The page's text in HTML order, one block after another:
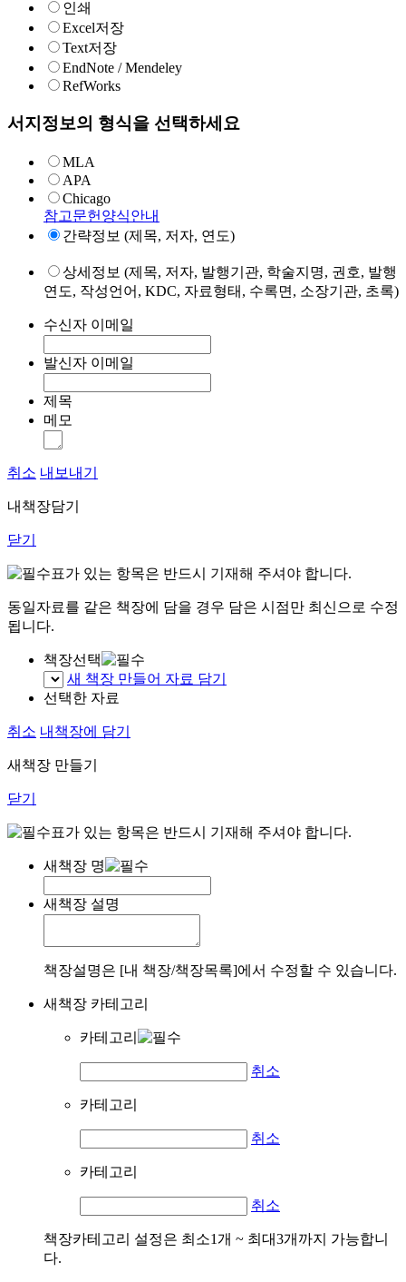
인쇄
Excel저장
Text저장
EndNote / Mendeley
RefWorks
서지정보의 형식을 선택하세요
MLA
APA
Chicago
참고문헌양식안내
간략정보 (제목, 저자, 연도)
상세정보 (제목, 저자, 발행기관, 학술지명, 권호, 발행
연도, 작성언어, KDC, 자료형태, 수록면, 소장기관, 초록)
수신자 이메일
발신자 이메일
제목
메모
취소 내보내기
내책장담기
닫기
표가 있는 항목은 반드시 기재해 주셔야 합니다.
동일자료를 같은 책장에 담을 경우 담은 시점만 최신으로 수정
됩니다.
책장선택
새 책장 만들어 자료 담기
선택한 자료
취소 내책장에 담기
새책장 만들기
닫기
표가 있는 항목은 반드시 기재해 주셔야 합니다.
새책장 명
새책장 설명
책장설명은 [내 책장/책장목록]에서 수정할 수 있습니다.
새책장 카테고리
카테고리
취소
카테고리
취소
카테고리
취소
책장카테고리 설정은 최소1개 ~ 최대3개까지 가능합니
다.